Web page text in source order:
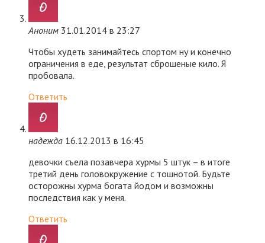
Аноним 31.01.2014 в 23:27
Чтобы худеть занимайтесь спортом ну и конечно
ограничения в еде, результат сброшеные кило. Я
пробовала.
Ответить
надежда 16.12.2013 в 16:45
девочки съела позавчера хурмы 5 штук – в итоге
третий день головокружение с тошнотой. Будьте
осторожны хурма богата йодом и возможны
последствия как у меня.
Ответить